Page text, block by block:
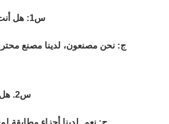
س1: هل أنت مصنع أم شركة تجارية؟
ج: نحن مصنعون، لدينا مصنع
س2. هل تبيع ملحقات المنتجات؟
ج: نعم. لدينا أجزاء مطابقة